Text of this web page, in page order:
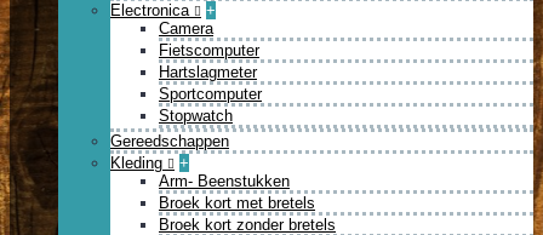
Electronica
+
Camera
Fietscomputer
Hartslagmeter
Sportcomputer
Stopwatch
Gereedschappen
Kleding
+
Arm- Beenstukken
Broek kort met bretels
Broek kort zonder bretels